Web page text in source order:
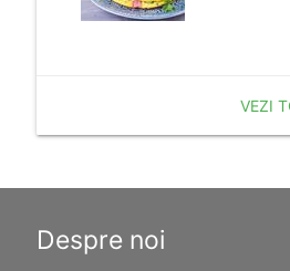
VEZI
Despre noi